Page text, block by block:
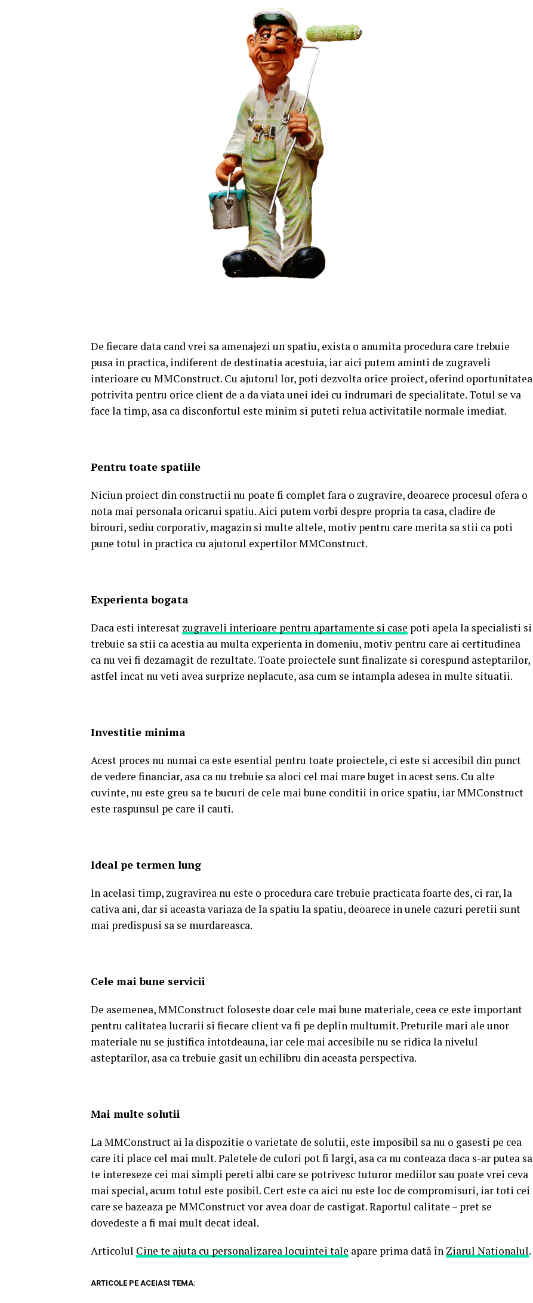
De fiecare data cand vrei sa amenajezi un spatiu, exista o anumita procedura care trebuie
pusa in practica, indiferent de destinatia acestuia, iar aici putem aminti de zugraveli
interioare cu MMConstruct. Cu ajutorul lor, poti dezvolta orice proiect, oferind oportunitatea
potrivita pentru orice client de a da viata unei idei cu indrumari de specialitate. Totul se va
face la timp, asa ca disconfortul este minim si puteti relua activitatile normale imediat.
Pentru toate spatiile
Niciun proiect din constructii nu poate fi complet fara o zugravire, deoarece procesul ofera o
nota mai personala oricarui spatiu. Aici putem vorbi despre propria ta casa, cladire de
birouri, sediu corporativ, magazin si multe altele, motiv pentru care merita sa stii ca poti
pune totul in practica cu ajutorul expertilor MMConstruct.
Experienta bogata
Daca esti interesat zugraveli interioare pentru apartamente si case poti apela la specialisti si
trebuie sa stii ca acestia au multa experienta in domeniu, motiv pentru care ai certitudinea
ca nu vei fi dezamagit de rezultate. Toate proiectele sunt finalizate si corespund asteptarilor,
astfel incat nu veti avea surprize neplacute, asa cum se intampla adesea in multe situatii.
Investitie minima
Acest proces nu numai ca este esential pentru toate proiectele, ci este si accesibil din punct
de vedere financiar, asa ca nu trebuie sa aloci cel mai mare buget in acest sens. Cu alte
cuvinte, nu este greu sa te bucuri de cele mai bune conditii in orice spatiu, iar MMConstruct
este raspunsul pe care il cauti.
Ideal pe termen lung
In acelasi timp, zugravirea nu este o procedura care trebuie practicata foarte des, ci rar, la
cativa ani, dar si aceasta variaza de la spatiu la spatiu, deoarece in unele cazuri peretii sunt
mai predispusi sa se murdareasca.
Cele mai bune servicii
De asemenea, MMConstruct foloseste doar cele mai bune materiale, ceea ce este important
pentru calitatea lucrarii si fiecare client va fi pe deplin multumit. Preturile mari ale unor
materiale nu se justifica intotdeauna, iar cele mai accesibile nu se ridica la nivelul
asteptarilor, asa ca trebuie gasit un echilibru din aceasta perspectiva.
Mai multe solutii
La MMConstruct ai la dispozitie o varietate de solutii, este imposibil sa nu o gasesti pe cea
care iti place cel mai mult. Paletele de culori pot fi largi, asa ca nu conteaza daca s-ar putea sa
te intereseze cei mai simpli pereti albi care se potrivesc tuturor mediilor sau poate vrei ceva
mai special, acum totul este posibil. Cert este ca aici nu este loc de compromisuri, iar toti cei
care se bazeaza pe MMConstruct vor avea doar de castigat. Raportul calitate – pret se
dovedeste a fi mai mult decat ideal.
Articolul Cine te ajuta cu personalizarea locuintei tale apare prima dată în Ziarul Nationalul.
ARTICOLE PE ACEIASI TEMA: